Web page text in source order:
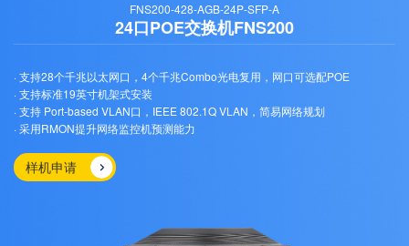
FNS200-428-AGB-24P-SFP-A
24口POE交换机FNS200
· 支持28个千兆以太网口，4个千兆Combo光电复用，网口可选配POE
· 支持标准19英寸机架式安装
· 支持 Port-based VLAN口，IEEE 802.1Q VLAN，简易网络规划
· 采用RMON提升网络监控机预测能力
样机申请